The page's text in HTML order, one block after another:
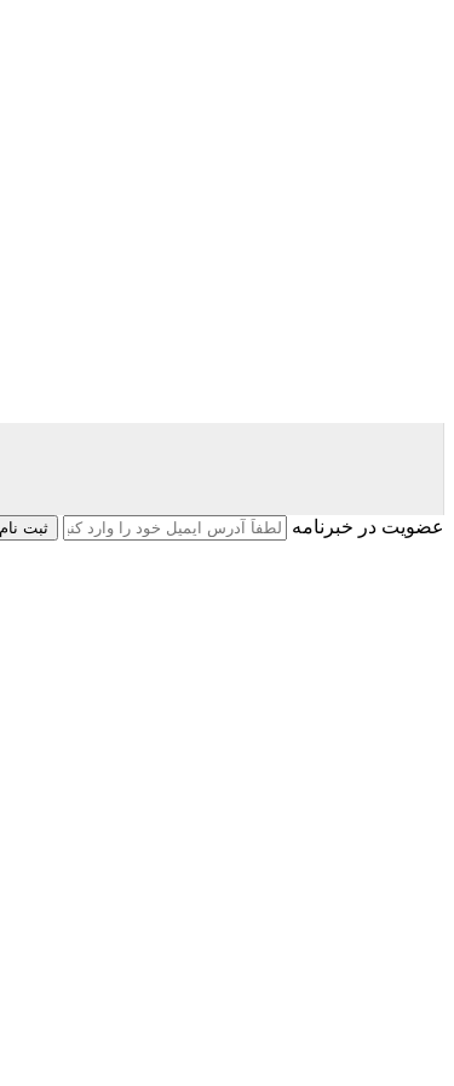
عضویت در خبرنامه